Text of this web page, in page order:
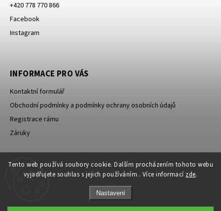
Tento web používá soubory cookie. Dalším procházením tohoto webu
vyjadřujete souhlas s jejich používáním.. Více informací zde.
Nastavení
+420 778 770 866
Facebook
Instagram
INFORMACE PRO VÁS
Kontaktní formulář
Obchodní podmínky a podmínky ochrany osobních údajů
Registrace rámu
Záruky
ID Sport s.r.o. PowerBar